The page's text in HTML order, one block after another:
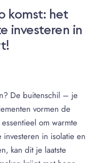
komst: het
investeren in
De buitenschil – je
vormen de
om warmte
in isolatie en
kan dit je laatste